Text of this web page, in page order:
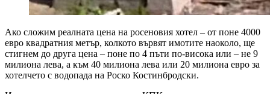
Ако сложим реалната цена на росеновия хотел – от поне 4000
евро квадратния метър, колкото вървят имотите наоколо, ще
стигнем до друга цена – поне по 4 пъти по-висока или – не 9
милиона лева, а към 40 милиона лева или 20 милиона евро за
хотелчето с водопада на Роско Костинбродски.